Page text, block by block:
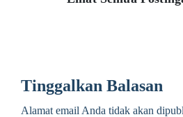
Tinggalkan Balasan
Alamat email Anda tidak akan